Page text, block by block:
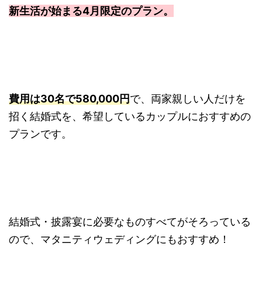
新生活が始まる4月限定のプラン。
費用は30名で580,000円で、両家親しい人だけを
招く結婚式を、希望しているカップルにおすすめの
プランです。
結婚式・披露宴に必要なものすべてがそろっている
ので、マタニティウェディングにもおすすめ！